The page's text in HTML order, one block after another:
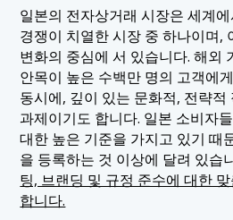
3.3 아마존 포인트: 재구매 유도
4.3 국경을 넘나들기 편한 구조
4.4 아마존 리뷰를 통한 소비자
5.1 검색 중심 마켓플레이스
5.2 표준화된 목록 vs. 브랜드 관
5.3 프라임 생태계 및 로열티
5.4 글로벌 시스템에서의 고객
6. 아마존에서 일본 전자상거래
법
6.1 규제 및 준수 문제
6.2 데이터 개인정보 보호 및 소
7. 일본의 다른 주요 전자상거래
팬 비교
7.1 시장 도달 범위 및 인기도
7.2 비용 구조
7.3 물류 및 이행
8. 아마존 재팬에서의 성공을 위
8.1 아마존 재팬 캠페인 최적화
9. 결론: 아마존이 일본 온라인 소
게 바꾸고 있는가
일본의 전자상거래 시장은 세계
경쟁이 치열한 시장 중 하나이며,
변화의 중심에 서 있습니다. 해외
안목이 높은 수백만 명의 고객에
동시에, 깊이 있는 문화적, 전략적
과제이기도 합니다. 일본 소비자
대한 높은 기준을 가지고 있기 때
을 등록하는 것 이상에 달려 있습
팅, 브랜딩 및 규정 준수에 대한
합니다.